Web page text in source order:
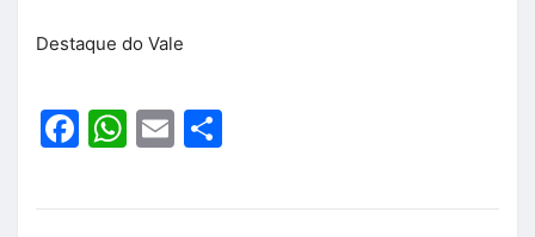
Destaque do Vale
Facebook
WhatsApp
Email